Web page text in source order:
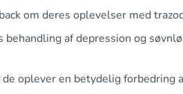
om deres oplevelser med
af depression og
oplever en betydelig forbedring